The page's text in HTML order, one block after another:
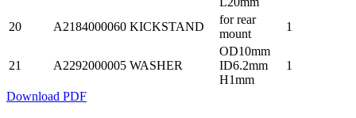
20 A2184000060 KICKSTAND
for rear
mount
1
21 A2292000005 WASHER
OD10mm
ID6.2mm
H1mm
1
Download PDF